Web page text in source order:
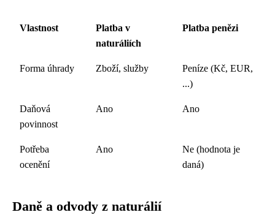
Vlastnost
Platba v
naturáliích
Platba penězi
Forma úhrady Zboží, služby
Peníze (Kč, EUR,
...)
Daňová
povinnost
Ano Ano
Potřeba
ocenění
Ano
Ne (hodnota je
daná)
Daně a odvody z naturálií